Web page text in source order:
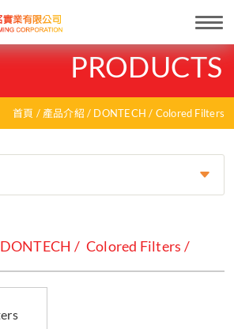
PRODUCTS
首頁 產品介紹 DONTECH Colored Filters
DONTECH Colored Filters